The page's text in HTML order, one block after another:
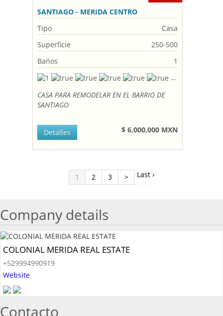
SANTIAGO - MERIDA CENTRO
Tipo
Casa
Superficie
250-500
Bańos
1
CASA PARA REMODELAR EN EL BARRIO DE
SANTIAGO
$ 6,000,000 MXN
Detalles
1 2 3 > Last ›
Company details
COLONIAL MERIDA REAL ESTATE
+529994990919
Website
Contacto